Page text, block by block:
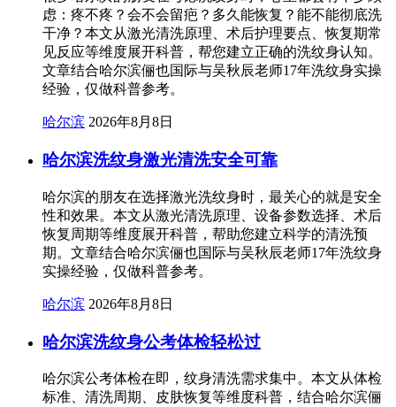
虑：疼不疼？会不会留疤？多久能恢复？能不能彻底洗
干净？本文从激光清洗原理、术后护理要点、恢复期常
见反应等维度展开科普，帮您建立正确的洗纹身认知。
文章结合哈尔滨俪也国际与吴秋辰老师17年洗纹身实操
经验，仅做科普参考。
哈尔滨 2026年8月8日
哈尔滨洗纹身激光清洗安全可靠
哈尔滨的朋友在选择激光洗纹身时，最关心的就是安全
性和效果。本文从激光清洗原理、设备参数选择、术后
恢复周期等维度展开科普，帮助您建立科学的清洗预
期。文章结合哈尔滨俪也国际与吴秋辰老师17年洗纹身
实操经验，仅做科普参考。
哈尔滨 2026年8月8日
哈尔滨洗纹身公考体检轻松过
哈尔滨公考体检在即，纹身清洗需求集中。本文从体检
标准、清洗周期、皮肤恢复等维度科普，结合哈尔滨俪